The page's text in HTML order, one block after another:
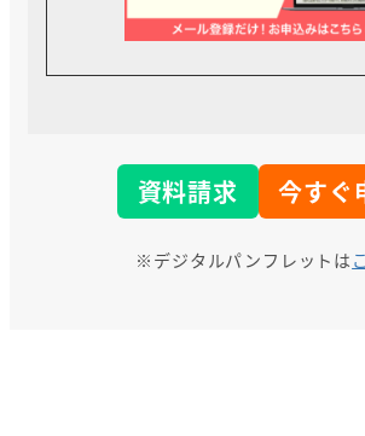
資料請求 今すぐ
※デジタルパンフレットは